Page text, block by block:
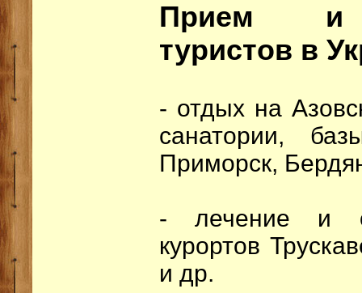
Прием и
туристов в
- отдых на
санатории,
Приморск,
- лечение и
курортов
и др.